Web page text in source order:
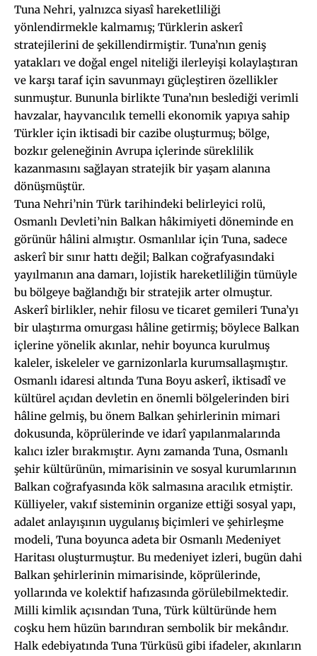
Tuna Nehri, yalnızca siyasî hareketliliği
yönlendirmekle kalmamış; Türklerin askerî
stratejilerini de şekillendirmiştir. Tuna’nın geniş
yatakları ve doğal engel niteliği ilerleyişi kolaylaştıran
ve karşı taraf için savunmayı güçleştiren özellikler
sunmuştur. Bununla birlikte Tuna’nın beslediği verimli
havzalar, hayvancılık temelli ekonomik yapıya sahip
Türkler için iktisadi bir cazibe oluşturmuş; bölge,
bozkır geleneğinin Avrupa içlerinde süreklilik
kazanmasını sağlayan stratejik bir yaşam alanına
dönüşmüştür.
Tuna Nehri’nin Türk tarihindeki belirleyici rolü,
Osmanlı Devleti’nin Balkan hâkimiyeti döneminde en
görünür hâlini almıştır. Osmanlılar için Tuna, sadece
askerî bir sınır hattı değil; Balkan coğrafyasındaki
yayılmanın ana damarı, lojistik hareketliliğin tümüyle
bu bölgeye bağlandığı bir stratejik arter olmuştur.
Askerî birlikler, nehir filosu ve ticaret gemileri Tuna’yı
bir ulaştırma omurgası hâline getirmiş; böylece Balkan
içlerine yönelik akınlar, nehir boyunca kurulmuş
kaleler, iskeleler ve garnizonlarla kurumsallaşmıştır.
Osmanlı idaresi altında Tuna Boyu askerî, iktisadî ve
kültürel açıdan devletin en önemli bölgelerinden biri
hâline gelmiş, bu önem Balkan şehirlerinin mimari
dokusunda, köprülerinde ve idarî yapılanmalarında
kalıcı izler bırakmıştır. Aynı zamanda Tuna, Osmanlı
şehir kültürünün, mimarisinin ve sosyal kurumlarının
Balkan coğrafyasında kök salmasına aracılık etmiştir.
Külliyeler, vakıf sisteminin organize ettiği sosyal yapı,
adalet anlayışının uygulanış biçimleri ve şehirleşme
modeli, Tuna boyunca adeta bir Osmanlı Medeniyet
Haritası oluşturmuştur. Bu medeniyet izleri, bugün dahi
Balkan şehirlerinin mimarisinde, köprülerinde,
yollarında ve kolektif hafızasında görülebilmektedir.
Milli kimlik açısından Tuna, Türk kültüründe hem
coşku hem hüzün barındıran sembolik bir mekândır.
Halk edebiyatında Tuna Türküsü gibi ifadeler, akınların